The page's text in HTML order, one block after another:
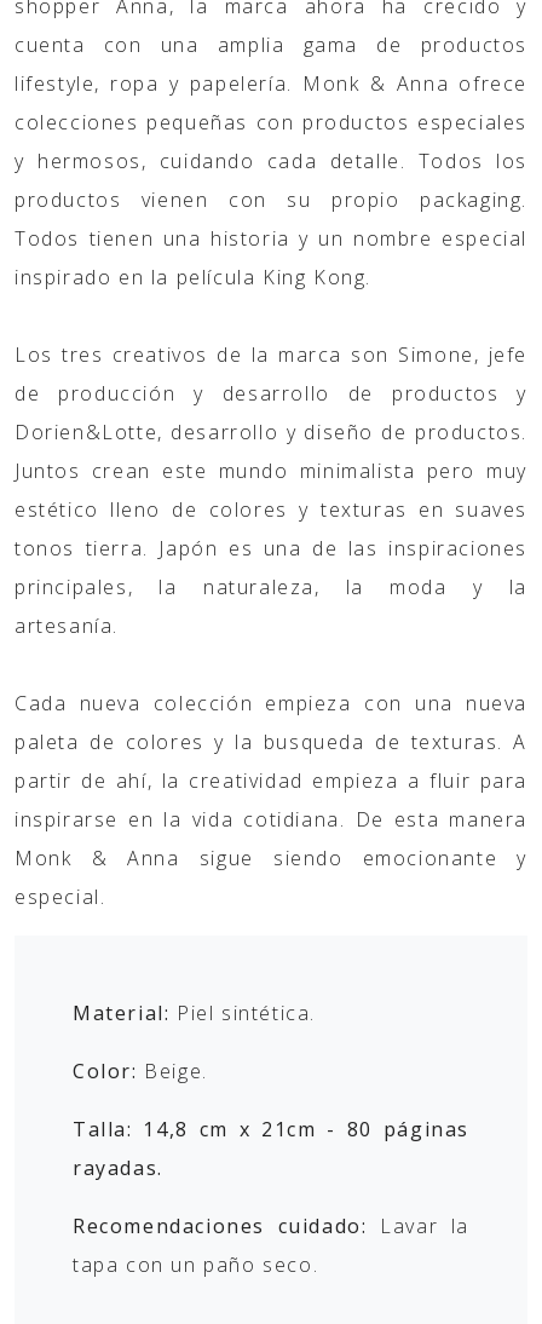
shopper Anna, la marca ahora ha crecido y
cuenta con una amplia gama de productos
lifestyle, ropa y papelería. Monk & Anna ofrece
colecciones pequeñas con productos especiales
y hermosos, cuidando cada detalle. Todos los
productos vienen con su propio packaging.
Todos tienen una historia y un nombre especial
inspirado en la película King Kong.
Los tres creativos de la marca son Simone, jefe
de producción y desarrollo de productos y
Dorien&Lotte, desarrollo y diseño de productos.
Juntos crean este mundo minimalista pero muy
estético lleno de colores y texturas en suaves
tonos tierra. Japón es una de las inspiraciones
principales, la naturaleza, la moda y la
artesanía.
Cada nueva colección empieza con una nueva
paleta de colores y la busqueda de texturas. A
partir de ahí, la creatividad empieza a fluir para
inspirarse en la vida cotidiana. De esta manera
Monk & Anna sigue siendo emocionante y
especial.
Material: Piel sintética.
Color: Beige.
Talla: 14,8 cm x 21cm - 80 páginas
rayadas.
Recomendaciones cuidado:
Lavar la
tapa con un paño seco.